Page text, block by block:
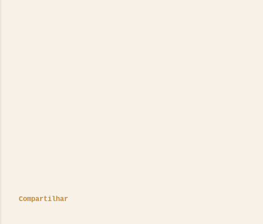
Compartilhar